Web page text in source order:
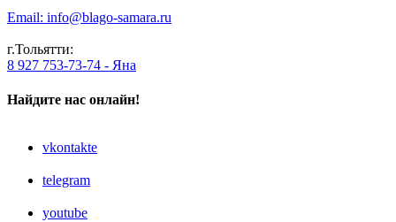
Email: info@blago-samara.ru
г.Тольятти:
8 927 753-73-74 - Яна
Найдите нас онлайн!
vkontakte
telegram
youtube